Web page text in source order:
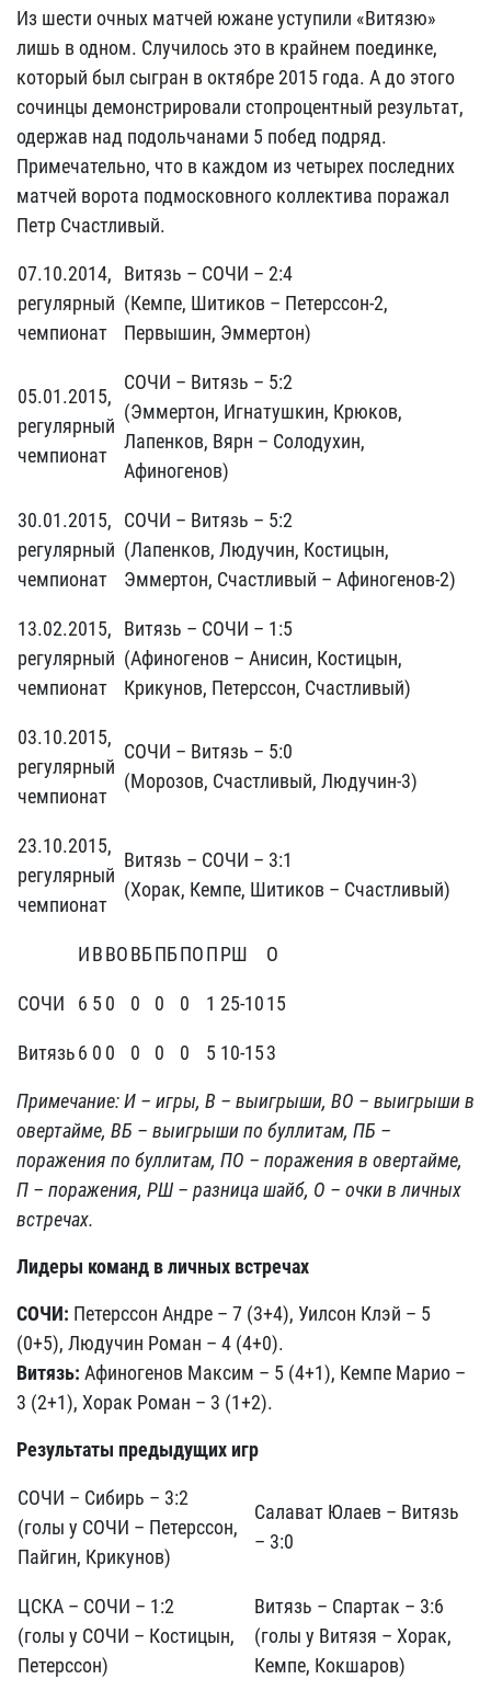
Из шести очных матчей южане уступили «Витязю»
лишь в одном. Случилось это в крайнем поединке,
который был сыгран в октябре 2015 года. А до этого
сочинцы демонстрировали стопроцентный результат,
одержав над подольчанами 5 побед подряд.
Примечательно, что в каждом из четырех последних
матчей ворота подмосковного коллектива поражал
Петр Счастливый.
07.10.2014,
регулярный
чемпионат
Витязь – СОЧИ – 2:4
(Кемпе, Шитиков – Петерссон-2,
Первышин, Эммертон)
05.01.2015,
регулярный
чемпионат
СОЧИ – Витязь – 5:2
(Эммертон, Игнатушкин, Крюков,
Лапенков, Вярн – Солодухин,
Афиногенов)
30.01.2015,
регулярный
чемпионат
СОЧИ – Витязь – 5:2
(Лапенков, Людучин, Костицын,
Эммертон, Счастливый – Афиногенов-2)
13.02.2015,
регулярный
чемпионат
Витязь – СОЧИ – 1:5
(Афиногенов – Анисин, Костицын,
Крикунов, Петерссон, Счастливый)
03.10.2015,
регулярный
чемпионат
СОЧИ – Витязь – 5:0
(Морозов, Счастливый, Людучин-3)
23.10.2015,
регулярный
чемпионат
Витязь – СОЧИ – 3:1
(Хорак, Кемпе, Шитиков – Счастливый)
ИВВОВБПБПОПРШ О
СОЧИ 6 5 0 0 0 0 1 25-1015
Витязь6 0 0 0 0 0 5 10-153
Примечание: И – игры, В – выигрыши, ВО – выигрыши в
овертайме, ВБ – выигрыши по буллитам, ПБ –
поражения по буллитам, ПО – поражения в овертайме,
П – поражения, РШ – разница шайб, О – очки в личных
встречах.
Лидеры команд в личных встречах
СОЧИ: Петерссон Андре – 7 (3+4), Уилсон Клэй – 5
(0+5), Людучин Роман – 4 (4+0).
Витязь: Афиногенов Максим – 5 (4+1), Кемпе Марио –
3 (2+1), Хорак Роман – 3 (1+2).
Результаты предыдущих игр
СОЧИ – Сибирь – 3:2
(голы у СОЧИ – Петерссон,
Пайгин, Крикунов)
Салават Юлаев – Витязь
– 3:0
ЦСКА – СОЧИ – 1:2
(голы у СОЧИ – Костицын,
Петерссон)
Витязь – Спартак – 3:6
(голы у Витязя – Хорак,
Кемпе, Кокшаров)